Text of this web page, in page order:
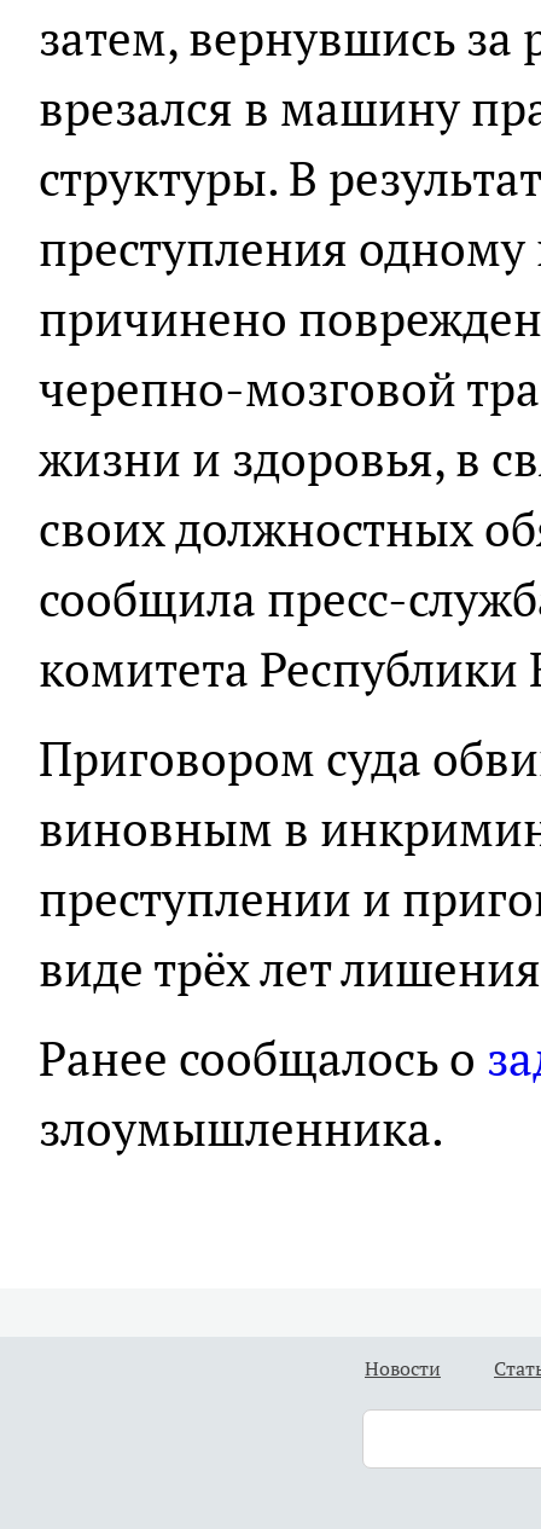
затем, вернувшись за
врезался в машину
структуры. В
преступления
причинено
черепно-мозговой
жизни и здоровья, в
своих должностных
сообщила пресс-
комитета
Приговором суда
виновным в
преступлении и
виде трёх лет
Ранее сообщалось о
злоумышленника.
Новости